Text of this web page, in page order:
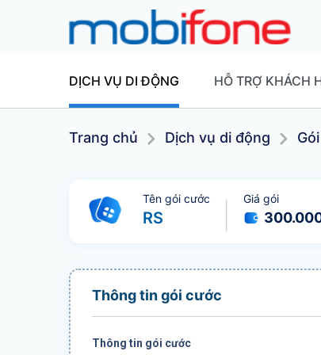
DỊCH VỤ DI ĐỘNG HỖ TRỢ KHÁCH
Trang chủ Dịch vụ di động
Tên gói cước
RS
Giá gói
Thông tin gói cước
Thông tin gói cước